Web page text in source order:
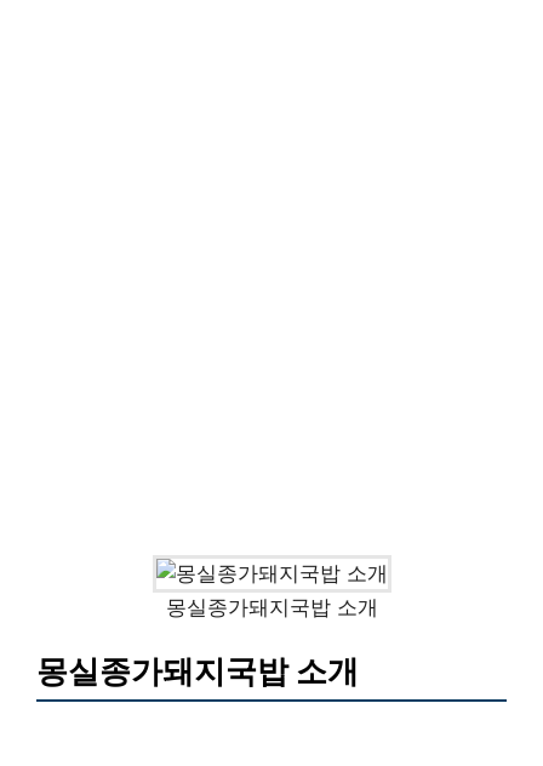
몽실종가돼지국밥 소개
몽실종가돼지국밥 소개